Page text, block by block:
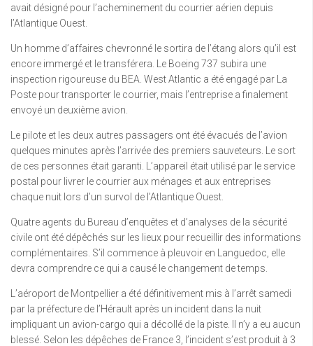
avait désigné pour l’acheminement du courrier aérien depuis
l’Atlantique Ouest.
Un homme d’affaires chevronné le sortira de l’étang alors qu’il est
encore immergé et le transférera. Le Boeing 737 subira une
inspection rigoureuse du BEA. West Atlantic a été engagé par La
Poste pour transporter le courrier, mais l’entreprise a finalement
envoyé un deuxième avion.
Le pilote et les deux autres passagers ont été évacués de l’avion
quelques minutes après l’arrivée des premiers sauveteurs. Le sort
de ces personnes était garanti. L’appareil était utilisé par le service
postal pour livrer le courrier aux ménages et aux entreprises
chaque nuit lors d’un survol de l’Atlantique Ouest.
Quatre agents du Bureau d’enquêtes et d’analyses de la sécurité
civile ont été dépêchés sur les lieux pour recueillir des informations
complémentaires. S’il commence à pleuvoir en Languedoc, elle
devra comprendre ce qui a causé le changement de temps.
L’aéroport de Montpellier a été définitivement mis à l’arrêt samedi
par la préfecture de l’Hérault après un incident dans la nuit
impliquant un avion-cargo qui a décollé de la piste. Il n’y a eu aucun
blessé. Selon les dépêches de France 3, l’incident s’est produit à 3